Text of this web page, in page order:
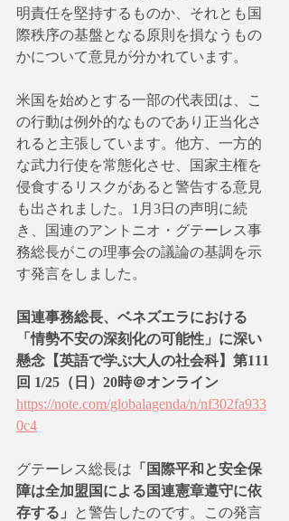
明責任を堅持するものか、それとも国
際秩序の基盤となる原則を損なうもの
かについて意見が分かれています。
米国を始めとする一部の代表団は、こ
の行動は例外的なものであり正当化さ
れると主張しています。他方、一方的
な武力行使を常態化させ、国家主権を
侵食するリスクがあると警告する意見
も出されました。1月3日の声明に続
き、国連のアントニオ・グテーレス事
務総長がこの理事会の議論の基調を示
す発言をしました。
国連事務総長、ベネズエラにおける
「情勢不安の深刻化の可能性」に深い
懸念【英語で学ぶ大人の社会科】第111
回 1/25（日）20時＠オンライン
https://note.com/globalagenda/n/nf302fa933
0c4
グテーレス総長は 「国際平和と安全保
障は全加盟国による国連憲章遵守に依
存する」
と警告したのです。この発言